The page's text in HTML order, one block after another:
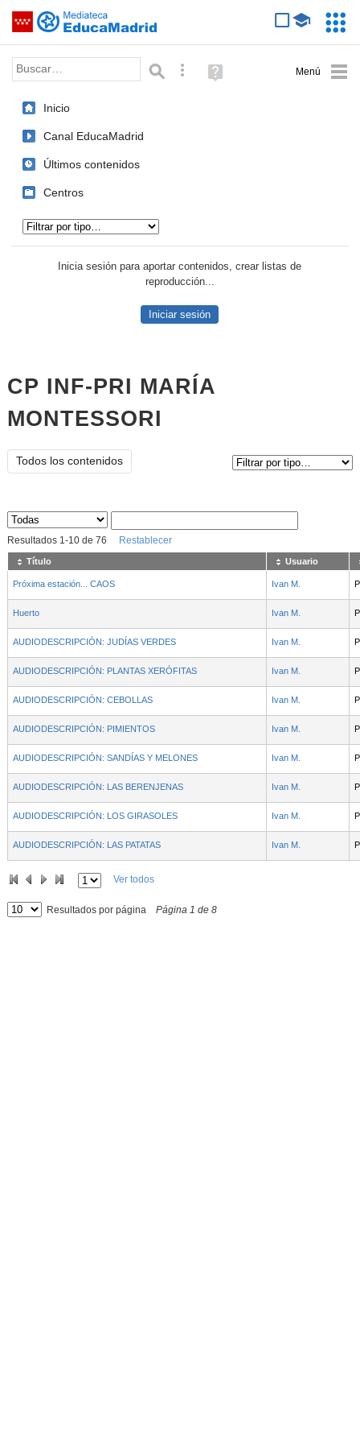
Saltar navegación
Palabra o frase: Búsqueda avanzada
Ayuda
(en
Inicio
Canal EducaMadrid
Últimos contenidos
Centros
Inicia sesión para aportar contenidos, crear listas de
reproducción...
Iniciar sesión
CP INF-PRI MARÍA
MONTESSORI
Todos los contenidos
Sus archivos
Resultados 1 -10de 76 Restablecer
Título Usuario
Próxima estación... CAOS Ivan M.
Huerto Ivan M.
AUDIODESCRIPCIÓN: JUDÍAS VERDES Ivan M.
AUDIODESCRIPCIÓN: PLANTAS XERÓFITAS Ivan M.
AUDIODESCRIPCIÓN: CEBOLLAS Ivan M.
AUDIODESCRIPCIÓN: PIMIENTOS Ivan M.
AUDIODESCRIPCIÓN: SANDÍAS Y MELONES Ivan M.
AUDIODESCRIPCIÓN: LAS BERENJENAS Ivan M.
AUDIODESCRIPCIÓN: LOS GIRASOLES Ivan M.
AUDIODESCRIPCIÓN: LAS PATATAS Ivan M.
Ver todos
Resultados por página Página 1 de 8